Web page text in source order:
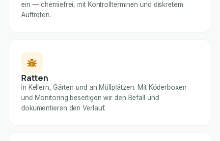
ein — chemiefrei, mit Kontrollterminen und diskretem
Auftreten.
Ratten
In Kellern, Gärten und an Müllplätzen. Mit Köderboxen
und Monitoring beseitigen wir den Befall und
dokumentieren den Verlauf.